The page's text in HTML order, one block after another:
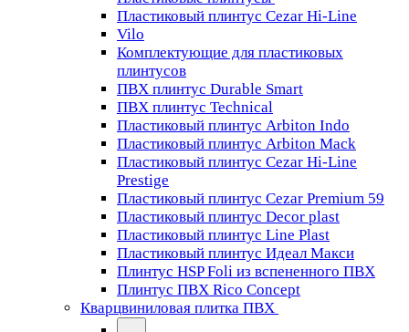
Пластиковый плинтус Cezar Hi-Line
Vilo
Комплектующие для пластиковых
плинтусов
ПВХ плинтус Durable Smart
ПВХ плинтус Technical
Пластиковый плинтус Arbiton Indo
Пластиковый плинтус Arbiton Mack
Пластиковый плинтус Cezar Hi-Line
Prestige
Пластиковый плинтус Cezar Premium 59
Пластиковый плинтус Decor plast
Пластиковый плинтус Line Plast
Пластиковый плинтус Идеал Макси
Плинтус HSP Foli из вспененного ПВХ
Плинтус ПВХ Rico Concept
Кварцвиниловая плитка ПВХ